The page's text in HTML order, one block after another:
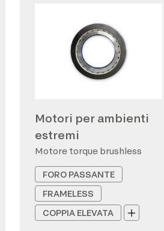
Motori per ambienti
estremi
Motore torque brushless
FORO PASSANTE
FRAMELESS
COPPIA ELEVATA